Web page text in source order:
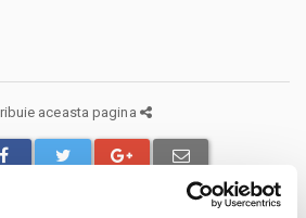
aceasta pagina